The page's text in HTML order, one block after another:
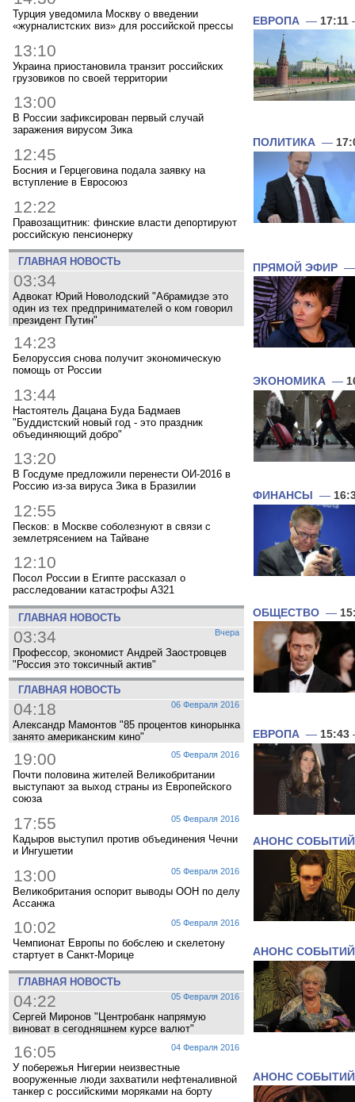
Турция уведомила Москву о введении
«журналистских виз» для российской прессы
13:10
Украина приостановила транзит российских
грузовиков по своей территории
13:00
В России зафиксирован первый случай
заражения вирусом Зика
12:45
Босния и Герцеговина подала заявку на
вступление в Евросоюз
12:22
Правозащитник: финские власти депортируют
российскую пенсионерку
ГЛАВНАЯ НОВОСТЬ
03:34
Адвокат Юрий Новолодский "Абрамидзе это
один из тех предпринимателей о ком говорил
президент Путин"
14:23
Белоруссия снова получит экономическую
помощь от России
13:44
Настоятель Дацана Буда Бадмаев
"Буддистский новый год - это праздник
объединяющий добро"
13:20
В Госдуме предложили перенести ОИ-2016 в
Россию из-за вируса Зика в Бразилии
12:55
Песков: в Москве соболезнуют в связи с
землетрясением на Тайване
12:10
Посол России в Египте рассказал о
расследовании катастрофы A321
ГЛАВНАЯ НОВОСТЬ
Вчера
03:34
Профессор, экономист Андрей Заостровцев
"Россия это токсичный актив"
ГЛАВНАЯ НОВОСТЬ
06 Февраля 2016
04:18
Александр Мамонтов "85 процентов кинорынка
занято американским кино"
05 Февраля 2016
19:00
Почти половина жителей Великобритании
выступают за выход страны из Европейского
союза
05 Февраля 2016
17:55
Кадыров выступил против объединения Чечни
и Ингушетии
05 Февраля 2016
13:00
Великобритания оспорит выводы ООН по делу
Ассанжа
05 Февраля 2016
10:02
Чемпионат Европы по бобслею и скелетону
стартует в Санкт-Морице
ГЛАВНАЯ НОВОСТЬ
05 Февраля 2016
04:22
Сергей Миронов "Центробанк напрямую
виноват в сегодняшнем курсе валют"
04 Февраля 2016
16:05
У побережья Нигерии неизвестные
вооруженные люди захватили нефтеналивной
танкер с российскими моряками на борту
ЕВРОПА — 17:11
ПОЛИТИКА —
ПРЯМОЙ ЭФИР
ЭКОНОМИКА —
ФИНАНСЫ —
ОБЩЕСТВО —
ЕВРОПА — 15:43
АНОНС СОБЫТИЙ
АНОНС СОБЫТИЙ
АНОНС СОБЫТИЙ